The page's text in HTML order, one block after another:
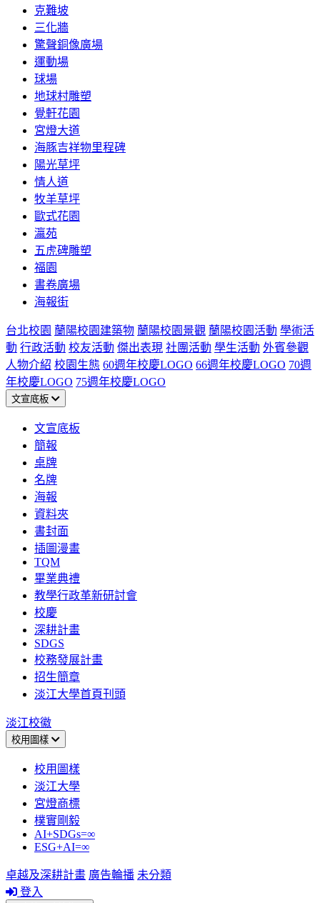
克難坡
三化牆
驚聲銅像廣場
運動場
球場
地球村雕塑
覺軒花園
宮燈大道
海豚吉祥物里程碑
陽光草坪
情人道
牧羊草坪
歐式花園
瀛苑
五虎碑雕塑
福園
書卷廣場
海報街
台北校園 蘭陽校園建築物 蘭陽校園景觀 蘭陽校園活動 學術活
動 行政活動 校友活動 傑出表現 社團活動 學生活動 外賓參觀
人物介紹 校園生態 60週年校慶LOGO 66週年校慶LOGO 70週
年校慶LOGO 75週年校慶LOGO
文宣底板
文宣底板
簡報
桌牌
名牌
海報
資料夾
書封面
插圖漫畫
TQM
畢業典禮
教學行政革新研討會
校慶
深耕計畫
SDGS
校務發展計畫
招生簡章
淡江大學首頁刊頭
淡江校徽
校用圖樣
校用圖樣
淡江大學
宮燈商標
樸實剛毅
AI+SDGs=∞
ESG+AI=∞
卓越及深耕計畫 廣告輪播 未分類
登入